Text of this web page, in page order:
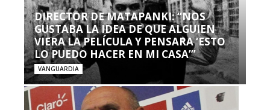
DIRECTOR DE MATAPANKI: “NOS
GUSTABA LA IDEA DE QUE ALGUIEN
VIERA LA PELÍCULA Y PENSARA ‘ESTO
LO PUEDO HACER EN MI CASA’”
VANGUARDIA